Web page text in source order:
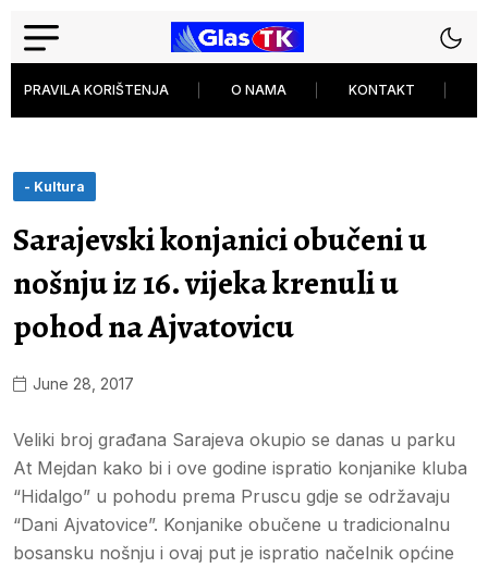
PRAVILA KORIŠTENJA O NAMA KONTAKT
- Kultura
Sarajevski konjanici obučeni u
nošnju iz 16. vijeka krenuli u
pohod na Ajvatovicu
June 28, 2017
Veliki broj građana Sarajeva okupio se danas u parku
At Mejdan kako bi i ove godine ispratio konjanike kluba
“Hidalgo” u pohodu prema Pruscu gdje se održavaju
“Dani Ajvatovice”. Konjanike obučene u tradicionalnu
bosansku nošnju i ovaj put je ispratio načelnik općine